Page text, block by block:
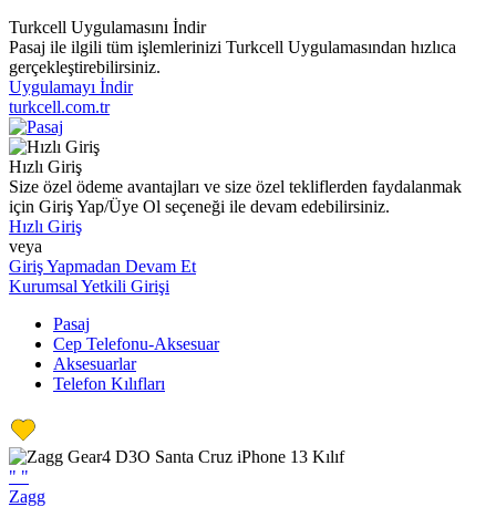
Turkcell Uygulamasını İndir
Pasaj ile ilgili tüm işlemlerinizi Turkcell Uygulamasından hızlıca
gerçekleştirebilirsiniz.
Uygulamayı İndir
turkcell.com.tr
Hızlı Giriş
Size özel ödeme avantajları ve size özel tekliflerden faydalanmak
için Giriş Yap/Üye Ol seçeneği ile devam edebilirsiniz.
Hızlı Giriş
veya
Giriş Yapmadan Devam Et
Kurumsal Yetkili Girişi
Pasaj
Cep Telefonu-Aksesuar
Aksesuarlar
Telefon Kılıfları
" "
Zagg